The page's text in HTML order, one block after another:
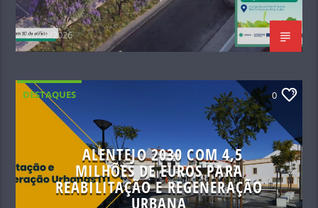
07/08/2026
DESTAQUES 0
ALENTEJO 2030 COM 4,5
MILHÕES DE EUROS PARA
REABILITAÇÃO E REGENERAÇÃO
URBANA